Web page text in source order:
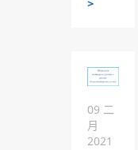
>
09 二
月
2021